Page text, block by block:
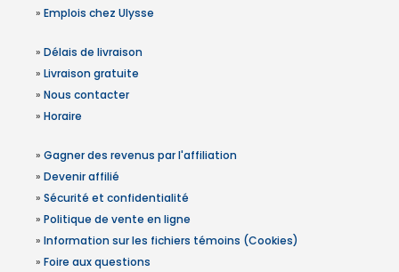
» Emplois chez Ulysse
» Délais de livraison
» Livraison gratuite
» Nous contacter
» Horaire
» Gagner des revenus par l'affiliation
» Devenir affilié
» Sécurité et confidentialité
» Politique de vente en ligne
» Information sur les fichiers témoins (Cookies)
» Foire aux questions